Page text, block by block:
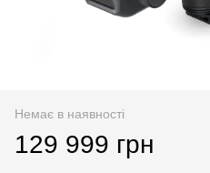
Немає в наявності
129 999 грн